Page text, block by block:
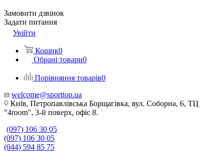
Замовити дзвінок
Задати питання
Увійти
Кошик0
Обрані товари0
Порівняння товарів0
welcome@sporttop.ua
Київ, Петропавлівська Борщагівка, вул. Соборна, 6, ТЦ
"4room", 3-й поверх, офіс 8.
(097) 106 30 05
(097) 106 30 05
(044) 594 85 75